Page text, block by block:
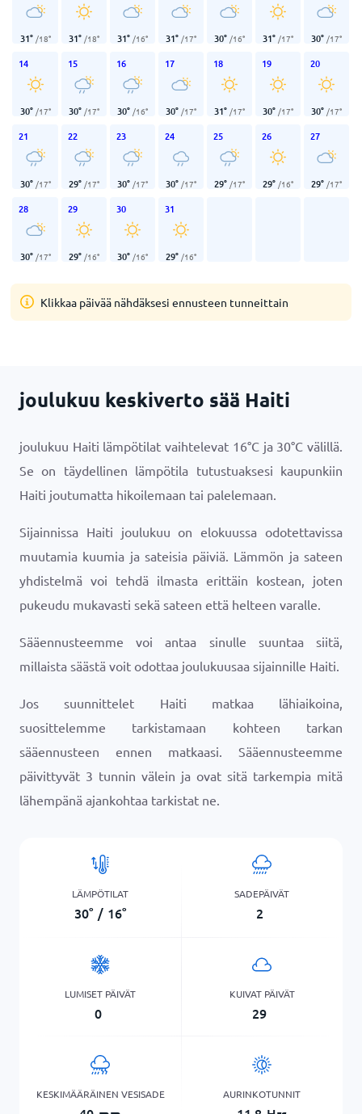
31° /18° 31° /18° 31° /16° 31° /17° 30° /16° 31° /17° 30° /17°
14
30° /17°
15
30° /17°
16
30° /16°
17
30° /17°
18
31° /17°
19
30° /17°
20
30° /17°
21
30° /17°
22
29° /17°
23
30° /17°
24
30° /17°
25
29° /17°
26
29° /16°
27
29° /17°
28
30° /17°
29
29° /16°
30
30° /16°
31
29° /16°
Klikkaa päivää nähdäksesi ennusteen tunneittain
joulukuu keskiverto sää Haiti
joulukuu Haiti lämpötilat vaihtelevat 16°Cja 30°C välillä.
Se on täydellinen lämpötila tutustuaksesi kaupunkiin
Haiti joutumatta hikoilemaan tai palelemaan.
Sijainnissa Haiti joulukuu on elokuussa odotettavissa
muutamia kuumia ja sateisia päiviä. Lämmön ja sateen
yhdistelmä voi tehdä ilmasta erittäin kostean, joten
pukeudu mukavasti sekä sateen että helteen varalle.
Sääennusteemme voi antaa sinulle suuntaa siitä,
millaista säästä voit odottaa joulukuusaa sijainnille Haiti.
Jos suunnittelet Haiti matkaa lähiaikoina,
suosittelemme tarkistamaan kohteen tarkan
sääennusteen ennen matkaasi. Sääennusteemme
päivittyvät 3 tunnin välein ja ovat sitä tarkempia mitä
lähempänä ajankohtaa tarkistat ne.
LÄMPÖTILAT
30° / 16°
SADEPÄIVÄT
2
LUMISET PÄIVÄT
0
KUIVAT PÄIVÄT
29
KESKIMÄÄRÄINEN VESISADE AURINKOTUNNIT